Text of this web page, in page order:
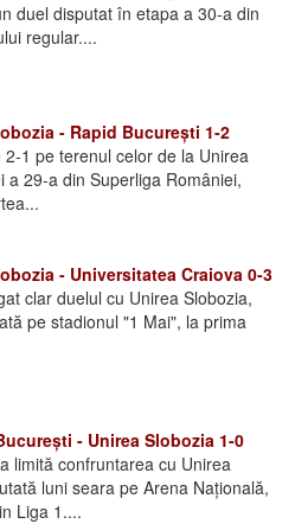
duel disputat în etapa a 30-a din
regular....
- Rapid București 1-2
1 pe terenul celor de la Unirea
29-a din Superliga României,
- Universitatea Craiova 0-3
clar duelul cu Unirea Slobozia,
pe stadionul "1 Mai", la prima
- Unirea Slobozia 1-0
limită confruntarea cu Unirea
luni seara pe Arena Națională,
Liga 1....